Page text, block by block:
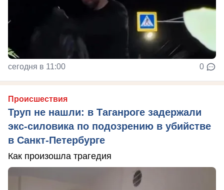
сегодня в 11:00 0
Происшествия
Труп не нашли: в Таганроге задержали
экс-силовика по подозрению в убийстве
в Санкт-Петербурге
Как произошла трагедия